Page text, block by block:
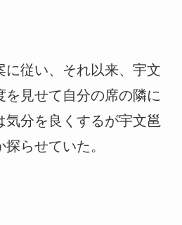
に従い、それ以来、宇文
を見せて自分の席の隣に
気分を良くするが宇文邕
らせていた。